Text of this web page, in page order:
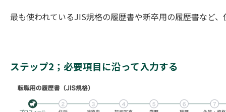
最も使われているJIS規格の履歴書や新卒用の履歴書など
ステップ2；必要項目に沿って入力する